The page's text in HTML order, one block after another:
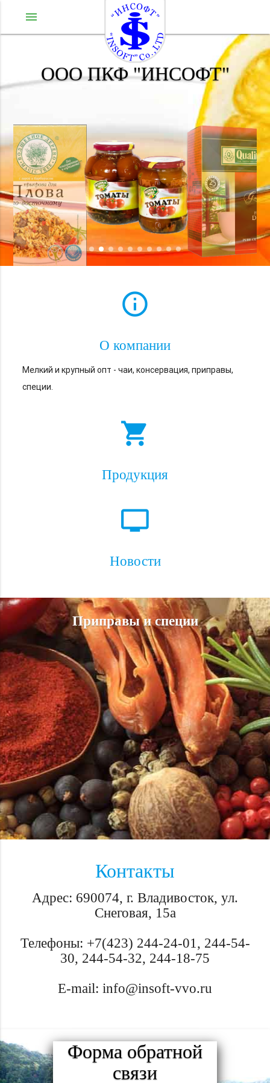
menu
ООО ПКФ "ИНСОФТ"
info_outline
О компании
Мелкий и крупный опт - чаи, консервация, приправы,
специи.
shopping_cart
Продукция
tv
Новости
Приправы и специи
Контакты
Адреc: 690074, г. Владивосток, ул.
Снеговая, 15а
Телефоны: +7(423) 244-24-01, 244-54-
30, 244-54-32, 244-18-75
E-mail: info@insoft-vvo.ru
Форма обратной
связи